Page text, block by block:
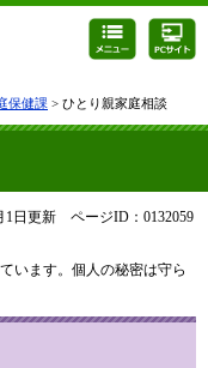
保健課 > ひとり親家庭相談
1日更新 ページID：0132059
います。個人の秘密は守ら